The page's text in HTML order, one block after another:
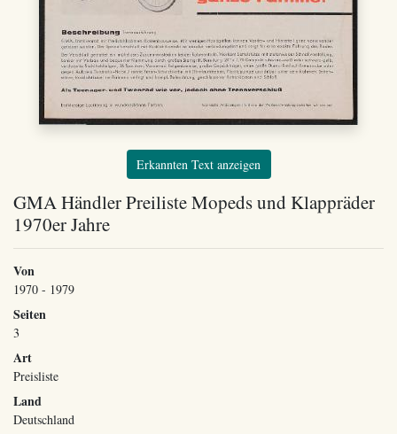
Erkannten Text anzeigen
GMA Händler Preiliste Mopeds und Klappräder
1970er Jahre
Von
1970 - 1979
Seiten
3
Art
Preisliste
Land
Deutschland